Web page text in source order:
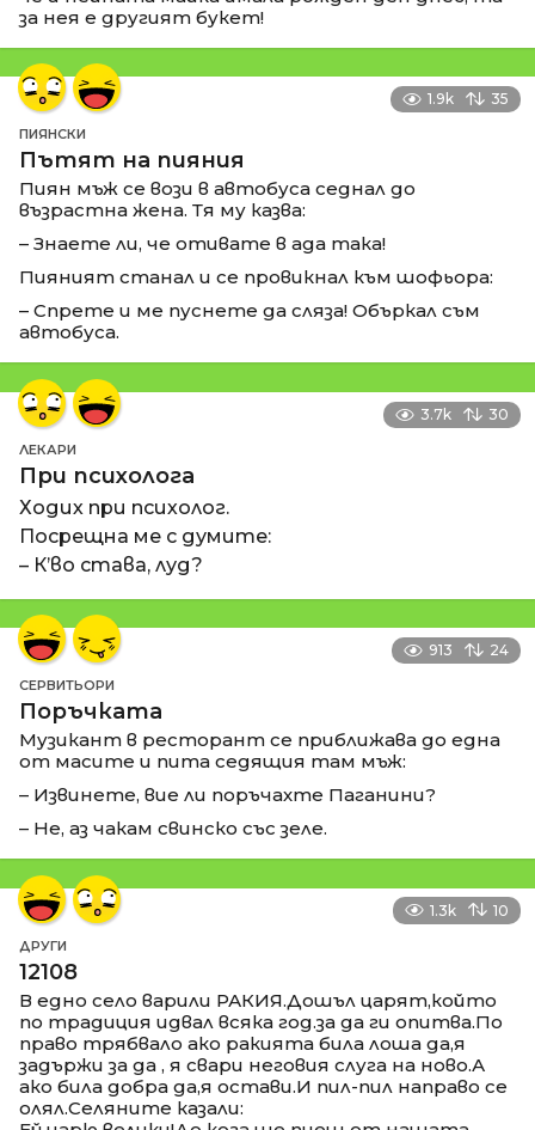
за нея е другият букет!
1.9k 35
ПИЯНСКИ
Пътят на пияния
Пиян мъж се вози в автобуса седнал до
възрастна жена. Тя му казва:
– Знаете ли, че отивате в ада така!
Пияният станал и се провикнал към шофьора:
– Спрете и ме пуснете да сляза! Объркал съм
автобуса.
3.7k 30
ЛЕКАРИ
При психолога
Ходих при психолог.
Посрещна ме с думите:
– К’во става, луд?
913 24
СЕРВИТЬОРИ
Поръчката
Музикант в ресторант се приближава до една
от масите и пита седящия там мъж:
– Извинете, вие ли поръчахте Паганини?
– Не, аз чакам свинско със зеле.
1.3k 10
ДРУГИ
12108
В едно село варили РАКИЯ.Дошъл царят,който
по традиция идвал всяка год.за да ги опитва.По
право трябвало ако ракията била лоша да,я
задържи за да , я свари неговия слуга на ново.А
ако била добра да,я остави.И пил-пил направо се
олял.Селяните казали: